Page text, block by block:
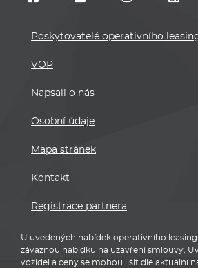
Poskytovatelé operativního
VOP
Napsali o nás
Osobní údaje
Mapa stránek
Kontakt
Registrace partnera
U uvedených nabídek operativního
závaznou nabídku na uzavření smlouvy.
vozidel a ceny se mohou lišit dle aktuální